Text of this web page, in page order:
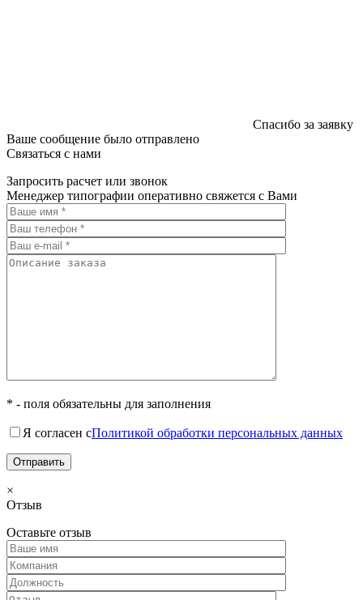
Спасибо за заявку
Ваше сообщение было отправлено
Связаться с нами
Запросить расчет или звонок
Менеджер типографии оперативно свяжется с Вами
* - поля обязательны для заполнения
Я согласен сПолитикой обработки персональных данных
×
Отзыв
Оставьте отзыв